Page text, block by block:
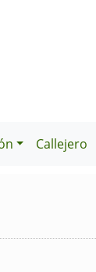
Callejero